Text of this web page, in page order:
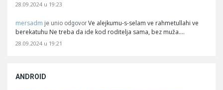
28.09.2024 u 19:23
mersadm je unio odgovor Ve alejkumu-s-selam ve rahmetullahi ve
berekatuhu Ne treba da ide kod roditelja sama, bez muža.…
28.09.2024 u 19:21
ANDROID